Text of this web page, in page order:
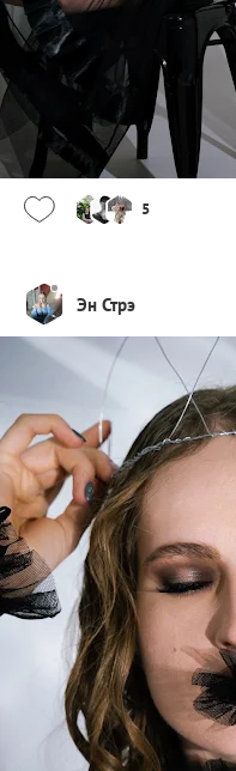
5
Эн Стрэ